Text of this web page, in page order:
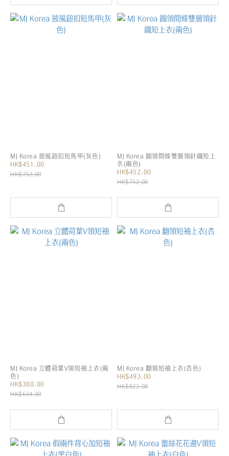
MJ Korea 披風鈕扣短馬甲(灰色)
HK$451.00
HK$752.00
MJ Korea 圓領間條雙層領針織短上
衣(兩色)
HK$452.00
HK$752.00
MJ Korea 立體荷葉V領短袖上衣(兩
色)
HK$380.00
HK$634.00
MJ Korea 翻領短袖上衣(杏色)
HK$493.00
HK$822.00